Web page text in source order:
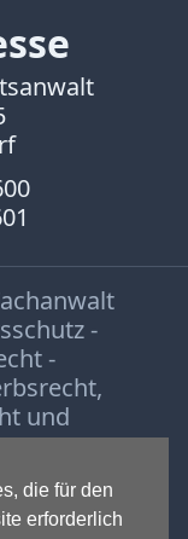
die für den
erforderlich
-
-
,
und
,
&
und
und